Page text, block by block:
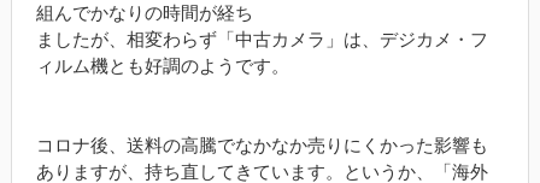
組んでかなりの時間が経ち
ましたが、相変わらず「中古カメラ」は、デジカメ・フ
ィルム機とも好調のようです。
コロナ後、送料の高騰でなかなか売りにくかった影響も
ありますが、持ち直してきています。というか、「海外